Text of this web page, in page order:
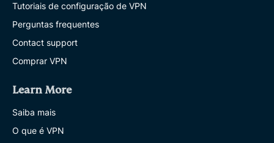
Tutoriais de configuração de VPN
Perguntas frequentes
Contact support
Comprar VPN
Learn More
Saiba mais
O que é VPN